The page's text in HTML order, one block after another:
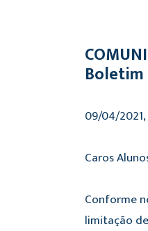
Boletim
09/04/
Caros
Conforme
limitação